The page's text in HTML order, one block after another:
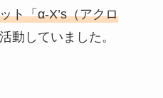
ト「α-X’s（アクロ
動していました。